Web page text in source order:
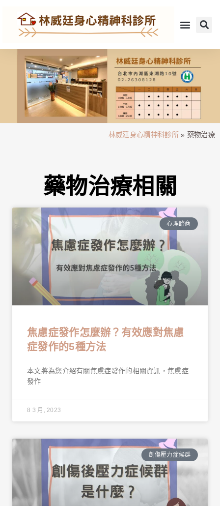
林威廷身心精神科診所» 藥物治療
藥物治療相關
心理諮商
焦慮症發作怎麼辦？有效應對焦慮
症發作的5種方法
本文將為您介紹有關焦慮症發作的相關資訊，焦慮症
發作
8 3 月, 2023
創傷壓力症候群